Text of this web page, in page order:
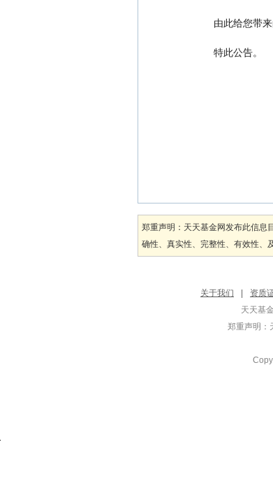
由此给您带
  特此公告。
郑重声明：天天基金网发布此信息
确性、真实性、完整性、有效性、
关于我们
资质
天天基
郑重声明：